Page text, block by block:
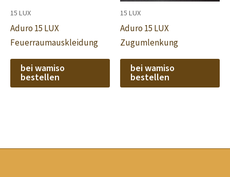
15 LUX
Aduro 15 LUX
Feuerraumauskleidung
bei wamiso
bestellen
15 LUX
Aduro 15 LUX
Zugumlenkung
bei wamiso
bestellen